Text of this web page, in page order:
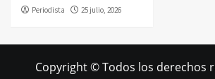
Periodista 25 julio, 2026
Copyright © Todos los derechos